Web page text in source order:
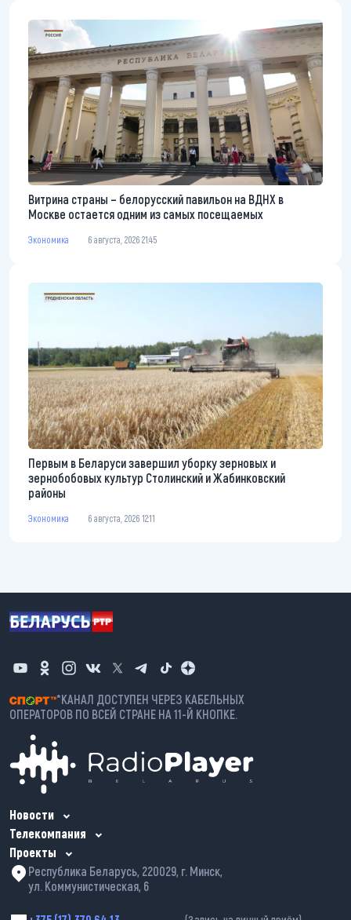
Витрина страны – белорусский павильон на ВДНХ в
Москве остается одним из самых посещаемых
Экономика 6 августа, 2026 21:45
Первым в Беларуси завершил уборку зерновых и
зернобобовых культур Столинский и Жабинковский
районы
Экономика 6 августа, 2026 12:11
*КАНАЛ ДОСТУПЕН ЧЕРЕЗ КАБЕЛЬНЫХ
ОПЕРАТОРОВ ПО ВСЕЙ СТРАНЕ НА 11-Й КНОПКЕ.
Новости
Телекомпания
Проекты
Республика Беларусь, 220029, г. Минск,
ул. Коммунистическая, 6